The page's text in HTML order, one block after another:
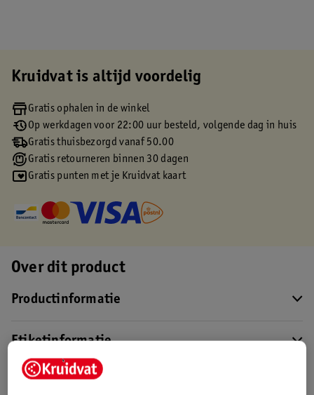
Kruidvat is altijd voordelig
Gratis ophalen in de winkel
Op werkdagen voor 22:00 uur besteld, volgende dag in huis
Gratis thuisbezorgd vanaf 50.00
Gratis retourneren binnen 30 dagen
Gratis punten met je Kruidvat kaart
Over dit product
Productinformatie
Etiketinformatie
Nature Impact Score